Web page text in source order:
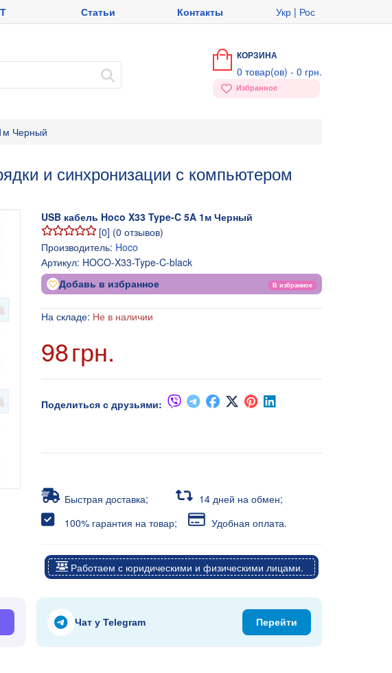
Статьи Контакты Укр | Рос
КОРЗИНА
0 товар(ов) - 0 грн.
Избранное
Черный
и синхронизации с компьютером
USB кабель Hoco X33 Type-C 5A 1м Черный
[0] (0 отзывов)
Производитель: Hoco
Артикул: HOCO-X33-Type-C-black
Добавь в избранное В избранное
На складе: Не в наличии
98грн.
Поделиться с друзьями:
Быстрая доставка;
14 дней на обмен;
100% гарантия на товар;
Удобная оплата.
Работаем с юридическими и физическими лицами.
Чат у Telegram Перейти